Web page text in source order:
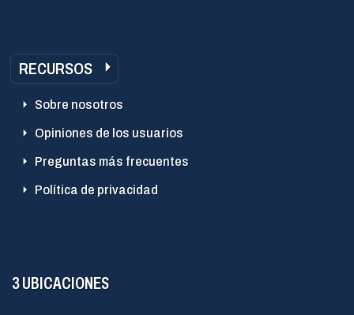
RECURSOS
Sobre nosotros
Opiniones de los usuarios
Preguntas más frecuentes
Política de privacidad
3 UBICACIONES